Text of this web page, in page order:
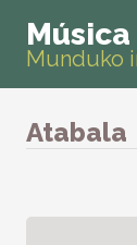
Munduko
Atabala